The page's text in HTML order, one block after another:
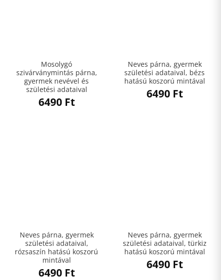
Mosolygó
szivárványmintás párna,
gyermek nevével és
születési adataival
6490 Ft
Neves párna, gyermek
születési adataival, bézs
hatású koszorú mintával
6490 Ft
Neves párna, gyermek
születési adataival,
rózsaszín hatású koszorú
mintával
6490 Ft
Neves párna, gyermek
születési adataival, türkiz
hatású koszorú mintával
6490 Ft